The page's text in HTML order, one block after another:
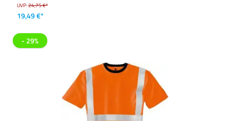
UVP:24,75 €*
19,49 €*
- 29%